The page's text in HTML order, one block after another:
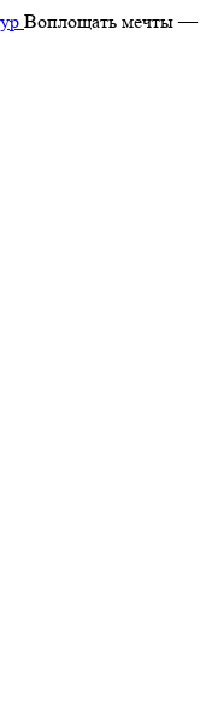
Воплощать мечты —